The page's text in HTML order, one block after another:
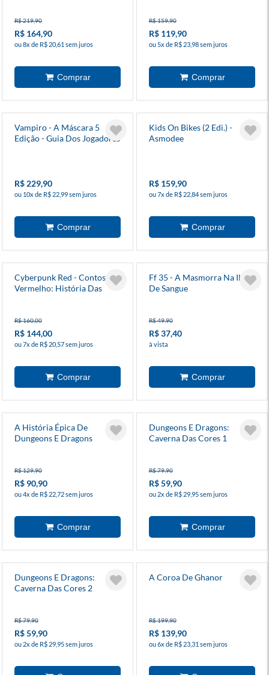
R$ 219,90
R$ 164,90
ou 8x de R$ 20,61 sem juros
R$ 159,90
R$ 119,90
ou 5x de R$ 23,98 sem juros
Vampiro - A Máscara 5
Edição - Guia Dos Jogadores
R$ 229,90
ou 10x de R$ 22,99 sem juros
Kids On Bikes (2 Edi.) -
Asmodee
R$ 159,90
ou 7x de R$ 22,84 sem juros
Cyberpunk Red - Contos Do
Vermelho: História Das
R$ 160,00
R$ 144,00
ou 7x de R$ 20,57 sem juros
Ff 35 - A Masmorra Na Ilha
De Sangue
R$ 49,90
R$ 37,40
à vista
A História Épica De
Dungeons E Dragons
R$ 129,90
R$ 90,90
ou 4x de R$ 22,72 sem juros
Dungeons E Dragons:
Caverna Das Cores 1
R$ 79,90
R$ 59,90
ou 2x de R$ 29,95 sem juros
Dungeons E Dragons:
Caverna Das Cores 2
R$ 79,90
R$ 59,90
ou 2x de R$ 29,95 sem juros
A Coroa De Ghanor
R$ 199,90
R$ 139,90
ou 6x de R$ 23,31 sem juros